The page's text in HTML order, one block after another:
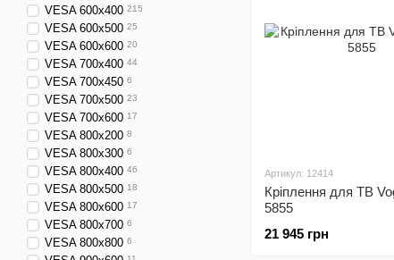
Артикул: 12414
Кріплення для ТВ
5855
21 945 грн
VESA 600x400 215
VESA 600x500 25
VESA 600x600 20
VESA 700x400 44
VESA 700x450 6
VESA 700x500 23
VESA 700x600 17
VESA 800x200 8
VESA 800x300 6
VESA 800x400 46
VESA 800x500 18
VESA 800x600 17
VESA 800x700 6
VESA 800x800 6